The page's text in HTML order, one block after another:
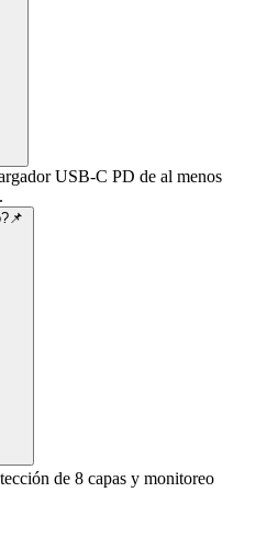
USB-C PD de al menos
de 8 capas y monitoreo